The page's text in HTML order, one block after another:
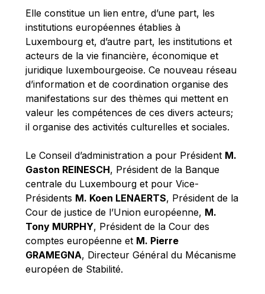
Michael Sohlman
Michel Goedert
Mireille Delmas-Marty
Nobuo Tanaka
Otmar Issing
Paolo Mengozzi
Paschal Donohoe
Pat Cox
Patrizia Nanz
Philippe Maystadt
Pierre Gramegna
Richard Pelly
Robert Goebbels
Robert REYNDERS
Elle constitue un lien entre, d’une part, les
institutions européennes établies à
Luxembourg et, d’autre part, les institutions et
acteurs de la vie financière, économique et
juridique luxembourgeoise. Ce nouveau réseau
d’information et de coordination organise des
manifestations sur des thèmes qui mettent en
valeur les compétences de ces divers acteurs;
il organise des activités culturelles et sociales.
Le Conseil d’administration a pour Président M.
Gaston REINESCH, Président de la Banque
centrale du Luxembourg et pour Vice-
Présidents M. Koen LENAERTS, Président de la
Cour de justice de l’Union européenne, M.
Tony MURPHY, Président de la Cour des
comptes européenne et M. Pierre
GRAMEGNA, Directeur Général du Mécanisme
européen de Stabilité.